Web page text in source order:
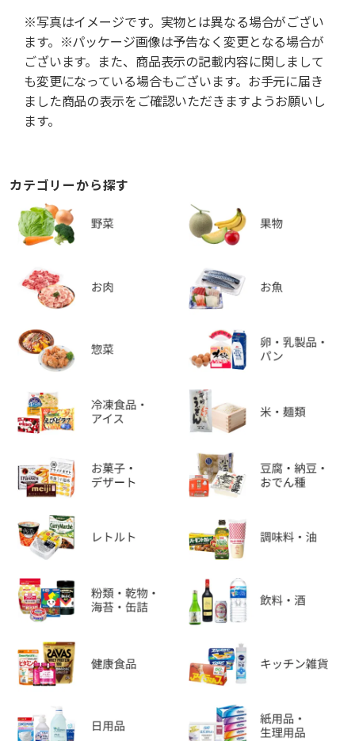
※写真はイメージです。実物とは異なる場合がござい
ます。※パッケージ画像は予告なく変更となる場合が
ございます。また、商品表示の記載内容に関しまして
も変更になっている場合もございます。お手元に届き
ました商品の表示をご確認いただきますようお願いし
ます。
カテゴリーから探す